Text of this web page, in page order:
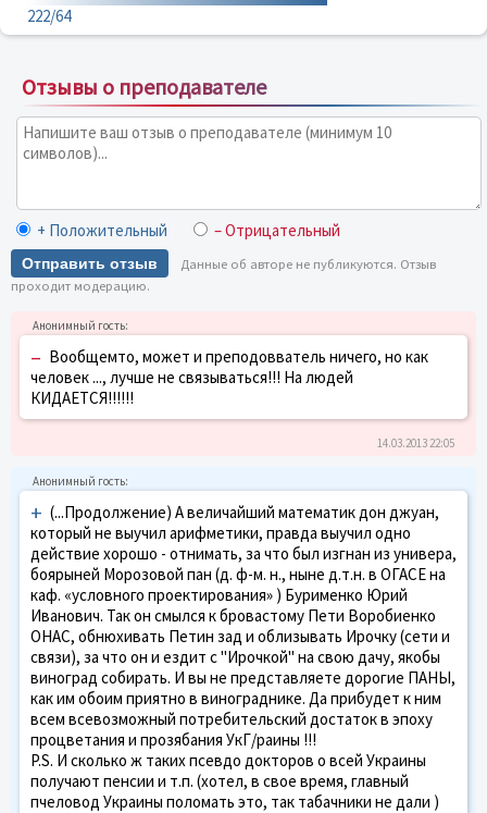
222/64
Отзывы о преподавателе
+ Положительный – Отрицательный
Отправить отзыв
Данные об авторе не публикуются. Отзыв
проходит модерацию.
– Вообщемто, может и преподовватель ничего, но как
человек ..., лучше не связываться!!! На людей
КИДАЕТСЯ!!!!!!
14.03.2013 22:05
+ (...Продолжение) А величайший математик дон джуан,
который не выучил арифметики, правда выучил одно
действие хорошо - отнимать, за что был изгнан из универа,
боярыней Морозовой пан (д. ф-м. н., ныне д.т.н. в ОГАСЕ на
каф. «условного проектирования» ) Бурименко Юрий
Иванович. Так он смылся к бровастому Пети Воробиенко
ОНАС, обнюхивать Петин зад и облизывать Ирочку (сети и
связи), за что он и ездит с "Ирочкой" на свою дачу, якобы
виноград собирать. И вы не представляете дорогие ПАНЫ,
как им обоим приятно в винограднике. Да прибудет к ним
всем всевозможный потребительский достаток в эпоху
процветания и прозябания УкГ/раины !!!
P.S. И сколько ж таких псевдо докторов о всей Украины
получают пенсии и т.п. (хотел, в свое время, главный
пчеловод Украины поломать это, так табачники не дали )